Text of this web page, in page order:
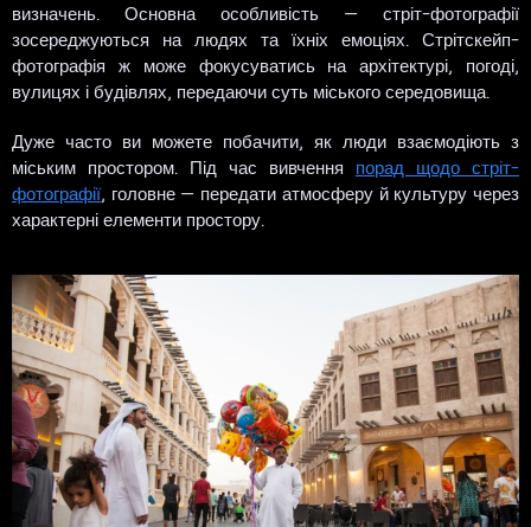
визначень. Основна особливість — стріт-фотографії
зосереджуються на людях та їхніх емоціях. Стрітскейп-
фотографія ж може фокусуватись на архітектурі, погоді,
вулицях і будівлях, передаючи суть міського середовища.
Дуже часто ви можете побачити, як люди взаємодіють з
міським простором. Під час вивчення порад щодо стріт-
фотографії, головне — передати атмосферу й культуру через
характерні елементи простору.